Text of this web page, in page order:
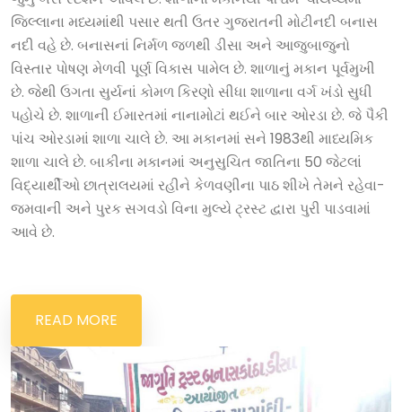
જિલ્લાના મધ્યમાંથી પસાર થતી ઉતર ગુજરાતની મોટીનદી બનાસ
નદી વહે છે. બનાસનાં નિર્મળ જળથી ડીસા અને આજુબાજુનો
વિસ્તાર પોષણ મેળવી પૂર્ણ વિકાસ પામેલ છે. શાળાનું મકાન પૂર્વમુખી
છે. જેથી ઉગતા સુર્યનાં કોમળ કિરણો સીધા શાળાના વર્ગ ખંડો સુધી
પહોચે છે. શાળાની ઈમારતમાં નાનામોટાં થઈને બાર ઓરડા છે. જે પૈકી
પાંચ ઓરડામાં શાળા ચાલે છે. આ મકાનમાં સને 1983થી માધ્યમિક
શાળા ચાલે છે. બાકીના મકાનમાં અનુસુચિત જાતિના 50 જેટલાં
વિદ્યાર્થીઓ છાત્રાલયમાં રહીને કેળવણીના પાઠ શીખે તેમને રહેવા-
જમવાની અને પુરક સગવડો વિના મુલ્યે ટ્રસ્ટ દ્વારા પુરી પાડવામાં
આવે છે.
READ MORE